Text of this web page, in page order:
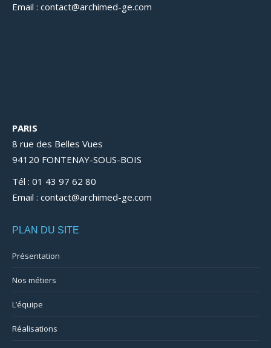
Email : contact@archimed-ge.com
PARIS
8 rue des Belles Vues
94120 FONTENAY-SOUS-BOIS
Tél : 01 43 97 62 80
Email : contact@archimed-ge.com
PLAN DU SITE
Présentation
Nos métiers
L’équipe
Réalisations